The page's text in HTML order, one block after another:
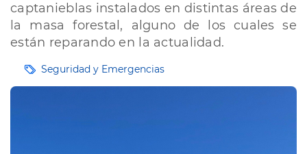
captanieblas instalados en distintas áreas de
la masa forestal, alguno de los cuales se
están reparando en la actualidad.
EtiquetasSeguridad y Emergencias